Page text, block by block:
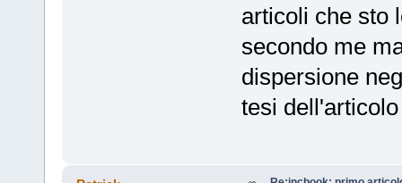
articoli che sto
secondo me
dispersione
tesi dell'articolo